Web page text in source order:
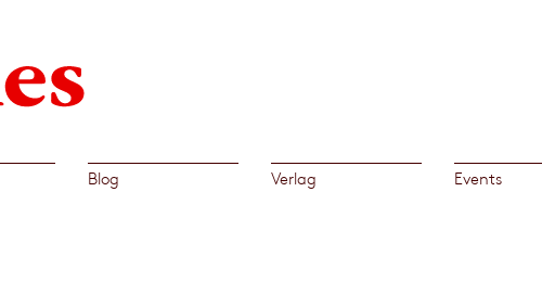
Blog Verlag Events